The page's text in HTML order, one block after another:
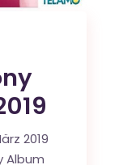
2019
Album